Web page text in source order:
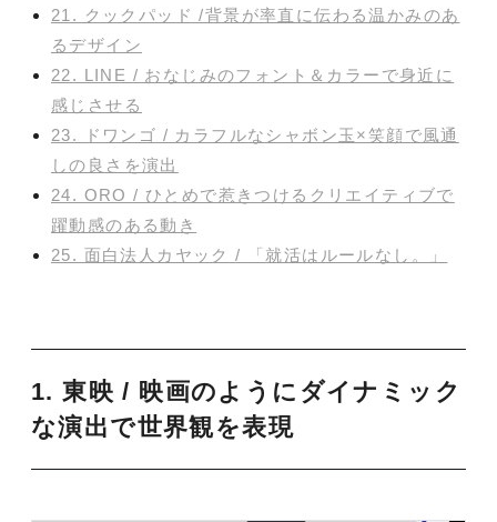
21. クックパッド /背景が率直に伝わる温かみのあ
るデザイン
22. LINE / おなじみのフォント＆カラーで身近に
感じさせる
23. ドワンゴ / カラフルなシャボン玉×笑顔で風通
しの良さを演出
24. ORO / ひとめで惹きつけるクリエイティブで
躍動感のある動き
25. 面白法人カヤック / 「就活はルールなし。」
1. 東映 / 映画のようにダイナミック
な演出で世界観を表現